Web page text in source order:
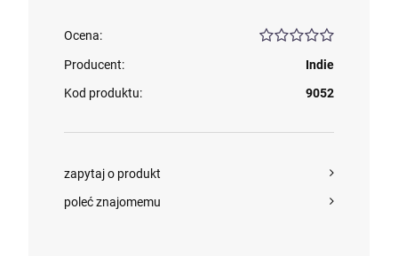
Ocena:
Producent:
Indie
Kod produktu:
9052
zapytaj o produkt
poleć znajomemu